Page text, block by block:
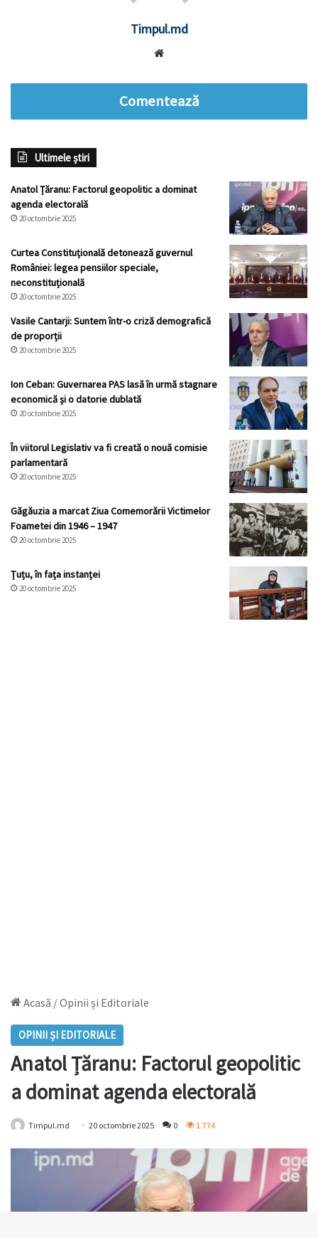
Timpul.md
Comentează
Ultimele știri
Anatol Țăranu: Factorul geopolitic a dominat
agenda electorală
20 octombrie 2025
Curtea Constituțională detonează guvernul
României: legea pensiilor speciale,
neconstituțională
20 octombrie 2025
Vasile Cantarji: Suntem într-o criză demografică
de proporții
20 octombrie 2025
Ion Ceban: Guvernarea PAS lasă în urmă stagnare
economică și o datorie dublată
20 octombrie 2025
În viitorul Legislativ va fi creată o nouă comisie
parlamentară
20 octombrie 2025
Găgăuzia a marcat Ziua Comemorării Victimelor
Foametei din 1946 – 1947
20 octombrie 2025
Țuțu, în fața instanței
20 octombrie 2025